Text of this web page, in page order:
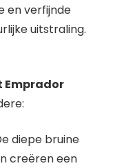
en verfijnde
uitstraling.
Emprador
diepe bruine
creëren een